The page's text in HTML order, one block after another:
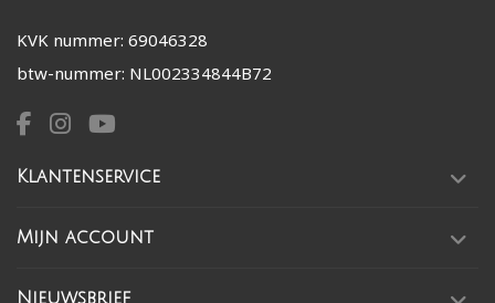
KVK nummer: 69046328
btw-nummer: NL002334844B72
Klantenservice
Mijn account
Nieuwsbrief